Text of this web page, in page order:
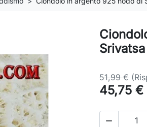
51,99 €
45,75 €
